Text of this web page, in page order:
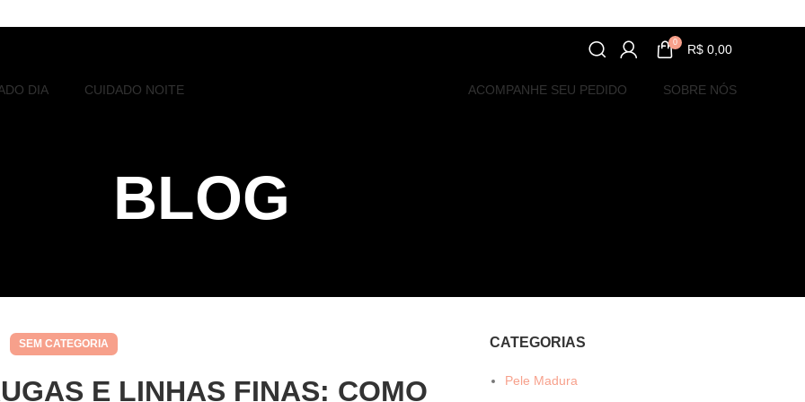
0 R$ 0,00
DIA CUIDADO NOITE ACOMPANHE SEU PEDIDO SOBRE NÓS
BLOG
SEM CATEGORIA
E LINHAS FINAS: COMO
CATEGORIAS
Pele Madura